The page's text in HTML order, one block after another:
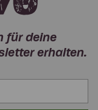
für deine
erhalten.